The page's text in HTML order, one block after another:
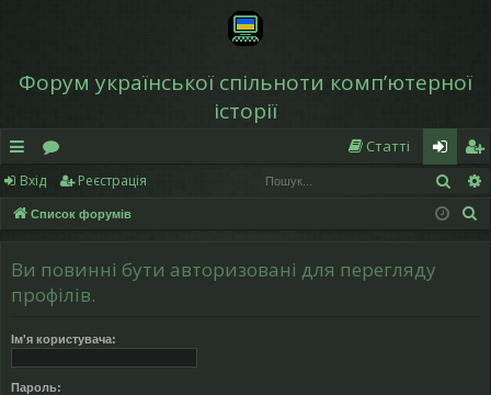
Форум української спільноти компʼютерної
історії
в
и
и
д
о
ру
и
Статті
хі
д
еє
ст
Вхід Реєстрація
Список форумів
Ви повинні бути авторизовані для перегляду
профілів.
Ім'я користувача:
Пароль: